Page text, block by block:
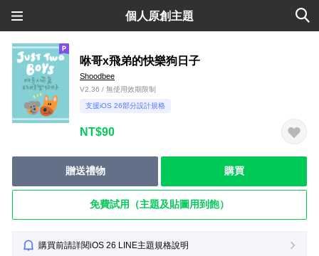
個人原創主題
咻哥x飛弟的快樂狗日子
Shoodbee
V2.36 / 無使用效期限制
支援iOS 26部分設計規格
NT$90
贈送禮物 購買
免費試用（主題及貼圖用到飽）
購買前請詳閱iOS 26 LINE主題規格說明